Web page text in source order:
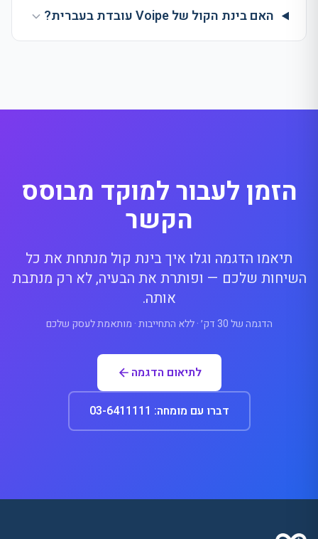
האם בינת הקול של Voipe עובדת בעברית?
הזמן לעבור למוקד מבוסס
הקשר
תיאמו הדגמה וגלו איך בינת קול מנתחת את כל
השיחות שלכם — ופותרת את הבעיה, לא רק מנתבת
אותה.
הדגמה של 30 דק׳ · ללא התחייבות · מותאמת לעסק שלכם
לתיאום הדגמה
דברו עם מומחה: 03-6411111